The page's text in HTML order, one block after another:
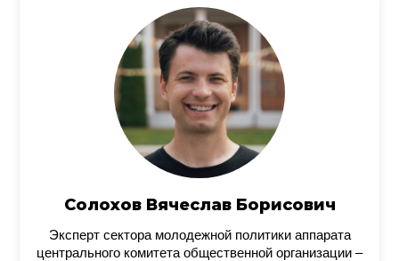
Солохов Вячеслав Борисович
Эксперт сектора молодежной политики аппарата
центрального комитета общественной организации –